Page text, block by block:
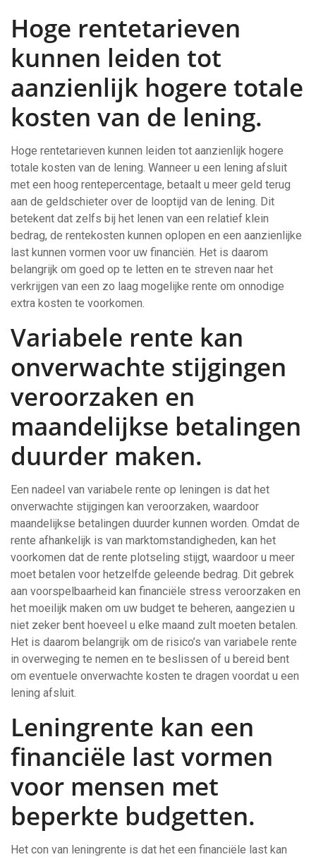
Hoge rentetarieven
kunnen leiden tot
aanzienlijk hogere totale
kosten van de lening.
Hoge rentetarieven kunnen leiden tot aanzienlijk hogere
totale kosten van de lening. Wanneer u een lening afsluit
met een hoog rentepercentage, betaalt u meer geld terug
aan de geldschieter over de looptijd van de lening. Dit
betekent dat zelfs bij het lenen van een relatief klein
bedrag, de rentekosten kunnen oplopen en een aanzienlijke
last kunnen vormen voor uw financiën. Het is daarom
belangrijk om goed op te letten en te streven naar het
verkrijgen van een zo laag mogelijke rente om onnodige
extra kosten te voorkomen.
Variabele rente kan
onverwachte stijgingen
veroorzaken en
maandelijkse betalingen
duurder maken.
Een nadeel van variabele rente op leningen is dat het
onverwachte stijgingen kan veroorzaken, waardoor
maandelijkse betalingen duurder kunnen worden. Omdat de
rente afhankelijk is van marktomstandigheden, kan het
voorkomen dat de rente plotseling stijgt, waardoor u meer
moet betalen voor hetzelfde geleende bedrag. Dit gebrek
aan voorspelbaarheid kan financiële stress veroorzaken en
het moeilijk maken om uw budget te beheren, aangezien u
niet zeker bent hoeveel u elke maand zult moeten betalen.
Het is daarom belangrijk om de risico’s van variabele rente
in overweging te nemen en te beslissen of u bereid bent
om eventuele onverwachte kosten te dragen voordat u een
lening afsluit.
Leningrente kan een
financiële last vormen
voor mensen met
beperkte budgetten.
Het con van leningrente is dat het een financiële last kan